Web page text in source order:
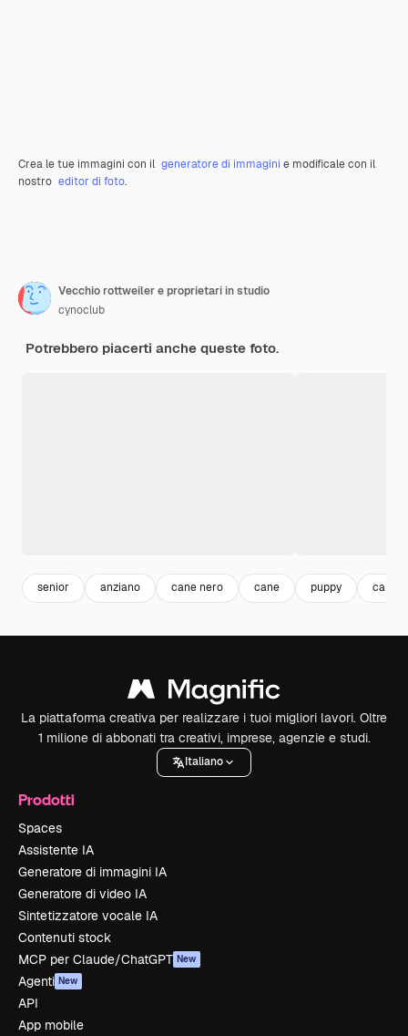
Crea le tue immagini con il generatore di immagini e modificale con il
nostro editor di foto.
Vecchio rottweiler e proprietari in studio
cynoclub
Potrebbero piacerti anche queste foto.
senior anziano cane nero cane puppy cane
La piattaforma creativa per realizzare i tuoi migliori lavori. Oltre
1 milione di abbonati tra creativi, imprese, agenzie e studi.
Italiano
Prodotti
Spaces
Assistente IA
Generatore di immagini IA
Generatore di video IA
Sintetizzatore vocale IA
Contenuti stock
MCP per Claude/ChatGPT New
Agenti New
API
App mobile